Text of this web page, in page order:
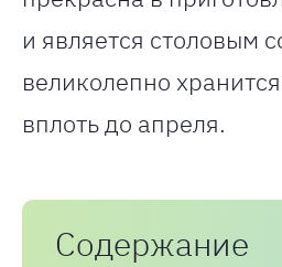
и является столовым
великолепно
вплоть до апреля.
Содержание